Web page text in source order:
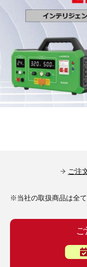
TPMS（4）
その他（9）
バッテリーテスター（4
古い車両用診断テスター
バイク用診断テスター（
その他（20）
イタリア/フランス車（
イギリス車（23）
アメリカ車（15）
スウェーデン車（20）
バッテリーチャージャー
ディーゼルインジェク
ホイールロック取り外し
3D プリンターペン（8）
日本車（40）
ロシア（8）
ブレーキキャリパーリ
ライト関連（6）
その他（6）
ご注
※当社の取扱商品は全て